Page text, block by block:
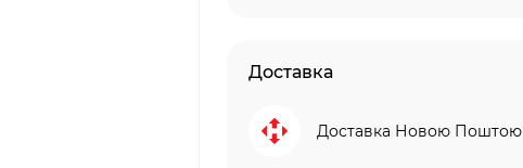
Доставка
Доставка Новою Поштою